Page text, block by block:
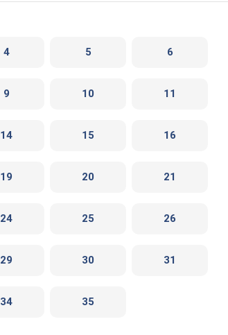
4 5 6
9 10 11
14 15 16
19 20 21
24 25 26
29 30 31
34 35